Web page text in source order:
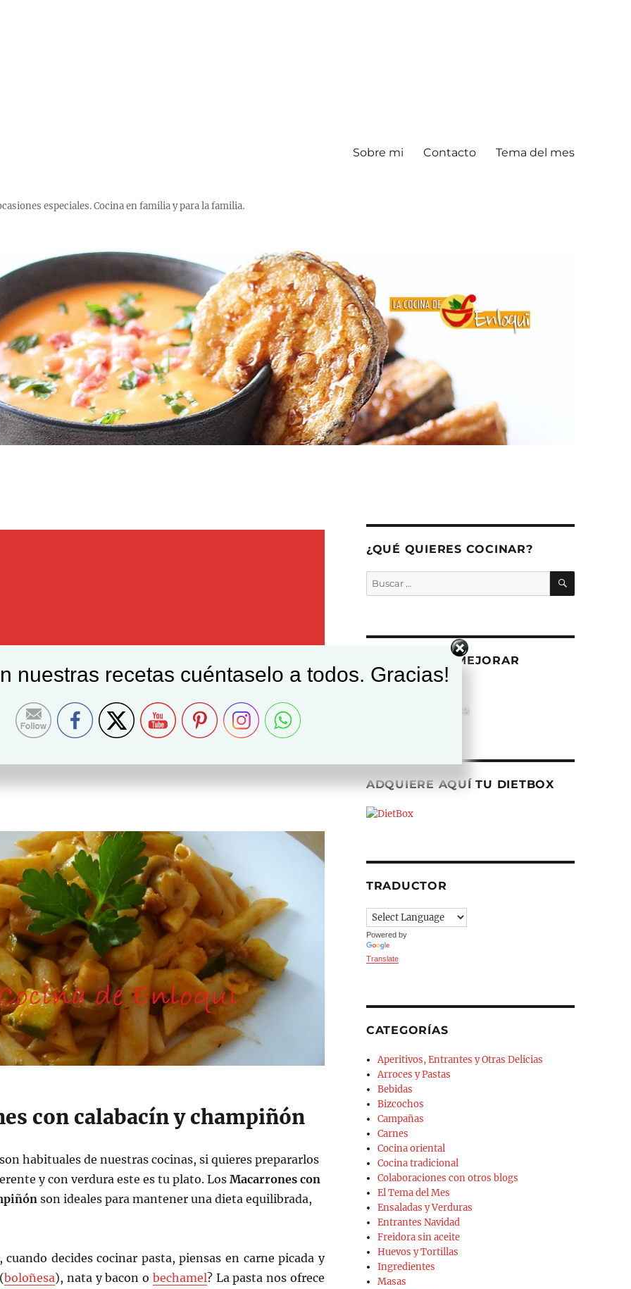
especiales. Cocina en familia y para la familia.
Sobre mi Contacto Tema del mes
y
con calabacín y champiñón
habituales de nuestras cocinas, si quieres prepararlos
y con verdura este es tu plato. LosMacarrones con
son ideales para mantener una dieta equilibrada,
cuando decides cocinar pasta, piensas en carne picada y
boloñesa), nata y bacon o bechamel? La pasta nos ofrece
¿QUÉ QUIERES COCINAR?
Buscar
por:
BUSCAR
AYÚDANOS A MEJORAR
ADQUIERE AQUÍ TU DIETBOX
TRADUCTOR
Powered by
Translate
CATEGORÍAS
Aperitivos, Entrantes y Otras Delicias
Arroces y Pastas
Bebidas
Bizcochos
Campañas
Carnes
Cocina oriental
Cocina tradicional
Colaboraciones con otros blogs
El Tema del Mes
Ensaladas y Verduras
Entrantes Navidad
Freidora sin aceite
Huevos y Tortillas
Ingredientes
Masas
nuestras recetas cuéntaselo a todos. Gracias!